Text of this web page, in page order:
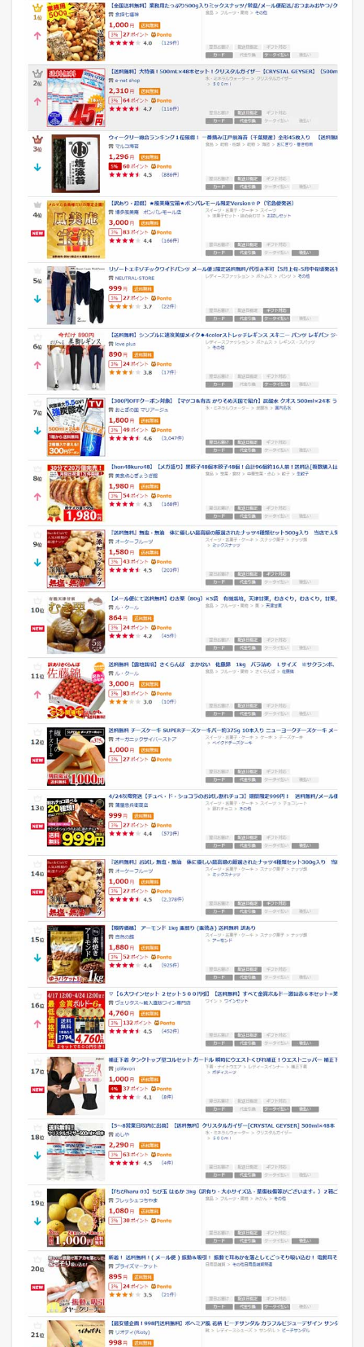
ー
総
合
ラ
ン
キ
ン
グ
1.2
【
メ
ン
ズ
フ
ァ
ッ
シ
ョ
】
総
合
ウ
ィ
ー
ク
リ
ー
ラ
ン
キ
ン
グ
2
0
年
月
1
日
の
モ
ー
ル
の
デ
イ
ー
ラ
ン
ン
グ
3
ポ
ン
レ
モ
ー
ル
の
デ
イ
リ
ー
ラ
ン
キ
ン
グ
デ
ー
タ
ベ
ー
ス